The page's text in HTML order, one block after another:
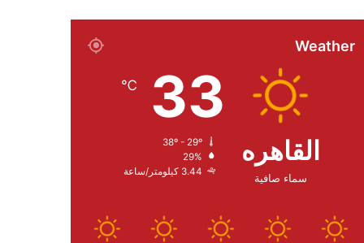
Weather
القاهره
سماء صافية
33
℃
29%
3.44 كيلومتر/ساعة